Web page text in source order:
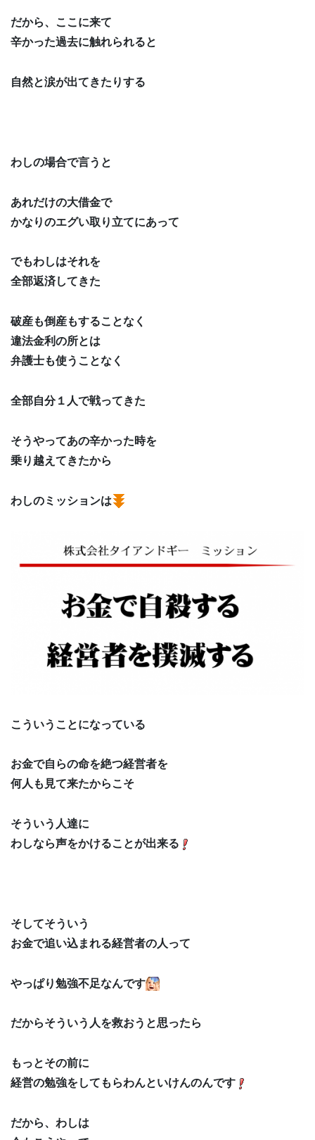
だから、ここに来て
辛かった過去に触れられると
自然と涙が出てきたりする
わしの場合で言うと
あれだけの大借金で
かなりのエグい取り立てにあって
でもわしはそれを
全部返済してきた
破産も倒産もすることなく
違法金利の所とは
弁護士も使うことなく
全部自分１人で戦ってきた
そうやってあの辛かった時を
乗り越えてきたから
わしのミッションは
こういうことになっている
お金で自らの命を絶つ経営者を
何人も見て来たからこそ
そういう人達に
わしなら声をかけることが出来る
そしてそういう
お金で追い込まれる経営者の人って
やっぱり勉強不足なんです
だからそういう人を救おうと思ったら
もっとその前に
経営の勉強をしてもらわんといけんのんです
だから、わしは